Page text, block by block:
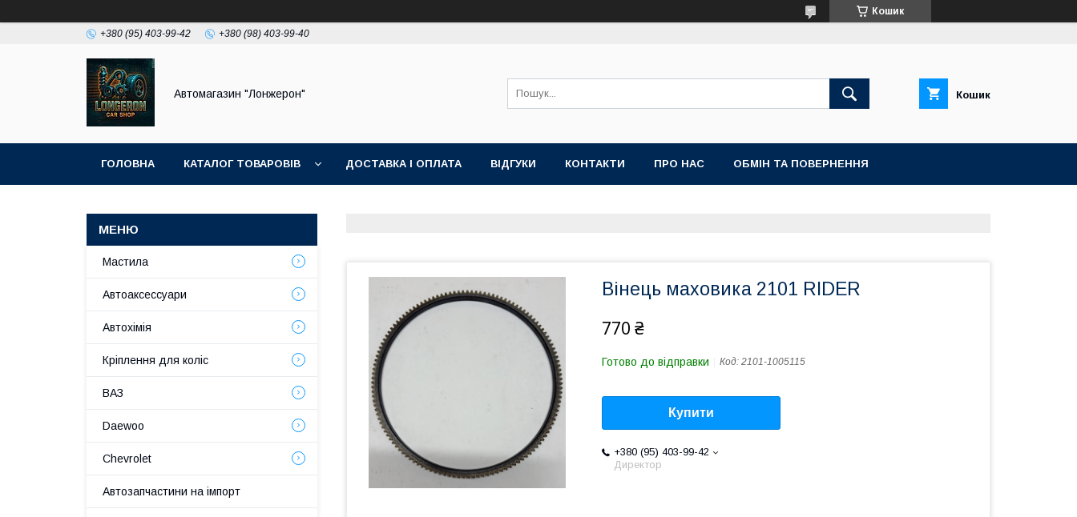
Кошик
+380 (95) 403-99-42 +380 (98) 403-99-40
Автомагазин "Лонжерон" Кошик
ГОЛОВНА КАТАЛОГ ТОВАРОВІВ ДОСТАВКА І ОПЛАТА ВІДГУКИ КОНТАКТИ ПРО НАС ОБМІН ТА ПОВЕРНЕННЯ
Вінець маховика 2101 RIDER
770 ₴
Готово до відправки Код: 2101-1005115
Купити
+380 (95) 403-99-42
Директор
Мастила
Автоаксессуари
Автохімія
Кріплення для коліс
ВАЗ
Daewoo
Chevrolet
Автозапчастини на імпорт